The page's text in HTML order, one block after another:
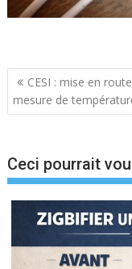
Navigation
de
CESI : mise en
mesure de
Ceci pourrait